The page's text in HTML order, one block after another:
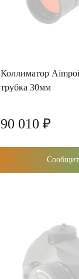
Коллиматор
трубка 30мм
90 010 ₽